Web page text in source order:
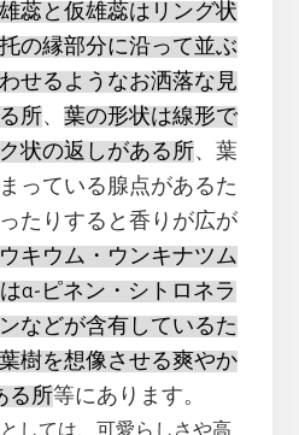
雄蕊と仮雄蕊はリング状
の縁部分に沿って並ぶ
せるようなお洒落な見
所、 葉の形状は線形で
状の返しがある所、葉
っている腺点があるた
たりすると香りが広が
キウム・ウンキナツム
α-ピネン・シトロネラ
などが含有しているた
樹を想像させる爽やか
る所等にあります。
しては、可愛らしさや高